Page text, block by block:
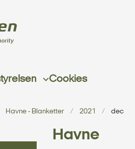
Cookies
Havne - Blanketter 2021 dec
Havne